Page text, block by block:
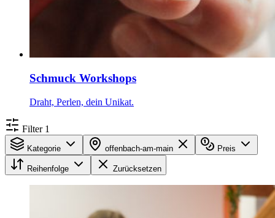
Schmuck Workshops
Draht, Perlen, dein Unikat.
Filter 1
Kategorie offenbach-am-main Preis
Reihenfolge Zurücksetzen